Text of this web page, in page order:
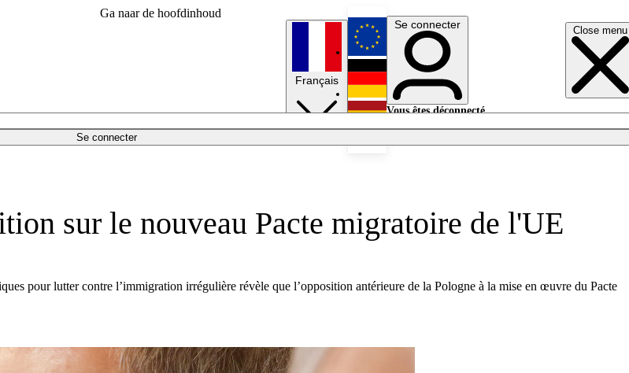
Ga naar de hoofdinhoud
Close menu
Se connecter
Français
English
Deutsch
Se connecter
Vous êtes déconnecté.
sur le nouveau Pacte migratoire de l'UE
pour lutter contre l’immigration irrégulière révèle que l’opposition antérieure de la Pologne à la mise en œuvre du Pacte